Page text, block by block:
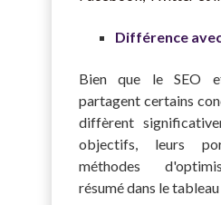
Différence
Bien que le SEO
partagent certains
diffèrent
objectifs, leurs
méthodes
résumé dans le